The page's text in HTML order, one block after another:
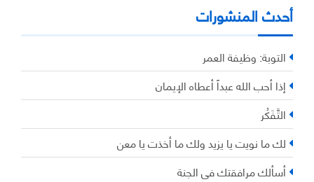
أحدث المنشورات
التوبة: وظيفة العمر
إذا أحب الله عبداً أعطاه الإيمان
التَّفَكُر
لك ما نويت يا يزيد ولك ما أخذت يا معن
أسألك مرافقتك في الجنة